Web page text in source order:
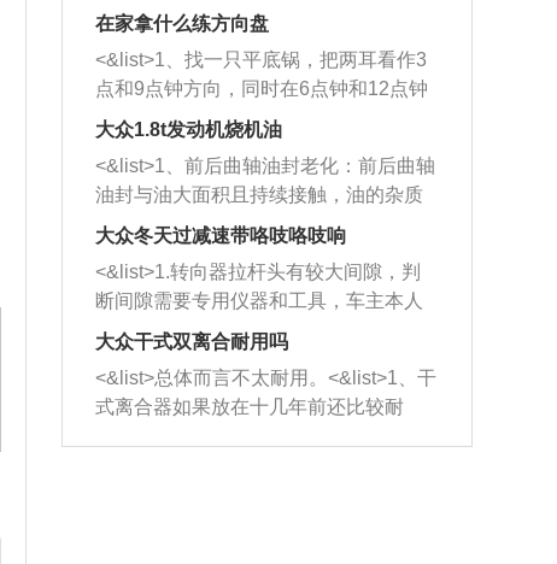
者是细棍，直接将杂物给取出来，如果
堵塞情况比较严重，也可以采取应急措
施。 <&list>2、直接利用木棍将所有的
杂物推到排气管里面的位置处，然后将
三元催化器拆解开，就可以将堵塞的东
西取出来。但如果是因为积碳过多引起
的堵塞，就需要将三元催化器泡在草酸
洗剂对堵塞的情况得到解决，将清洗剂
放在燃油箱中，与燃油混合后，车辆启
动时，就可以和汽油一起进入到燃烧
室，最后形成废气排出，就可以让三元
催化器得到清洗，排气管堵塞的情况就
能够得到解决。
在家拿什么练方向盘
<&list>1、找一只平底锅，把两耳看作3
点和9点钟方向，同时在6点钟和12点钟
方向做一个标记。 <&list>2、双手握住
一圈半的练习，往右同样也要打相同的
圈数。 <&list>3、最后强调要反复练
习，这样就可以形成肌肉记忆，在真实
驾驶车辆时，不需要记忆也能打好方
向。
大众1.8t发动机烧机油
<&list>1、前后曲轴油封老化：前后曲轴
油封与油大面积且持续接触，油的杂质
和发动机内持续温度变化使其密封效果
逐渐减弱，导致渗油或漏油。<&list>2、
活塞间隙过大：积碳会使活塞环与缸体
的间隙扩大，导致机油流入燃烧室中，
造成烧机油。<&list>3、机油粘度。使用
机油粘度过小的话，同样会有烧机油现
象，机油粘度过小具有很好的流动性，
大众冬天过减速带咯吱咯吱响
<&list>1.转向器拉杆头有较大间隙，判
断间隙需要专用仪器和工具，车主本人
无法制作，需要将车辆送到修理厂或4s
店；<&list>2.车辆半轴套管防尘罩破
裂，破裂后会出现漏油现象，使半轴磨
损严重，磨损的半轴容易损坏，产生异
响；<&list>3.稳定器的转向胶套和球头
大众干式双离合耐用吗
<&list>总体而言不太耐用。<&list>1、干
式离合器如果放在十几年前还比较耐